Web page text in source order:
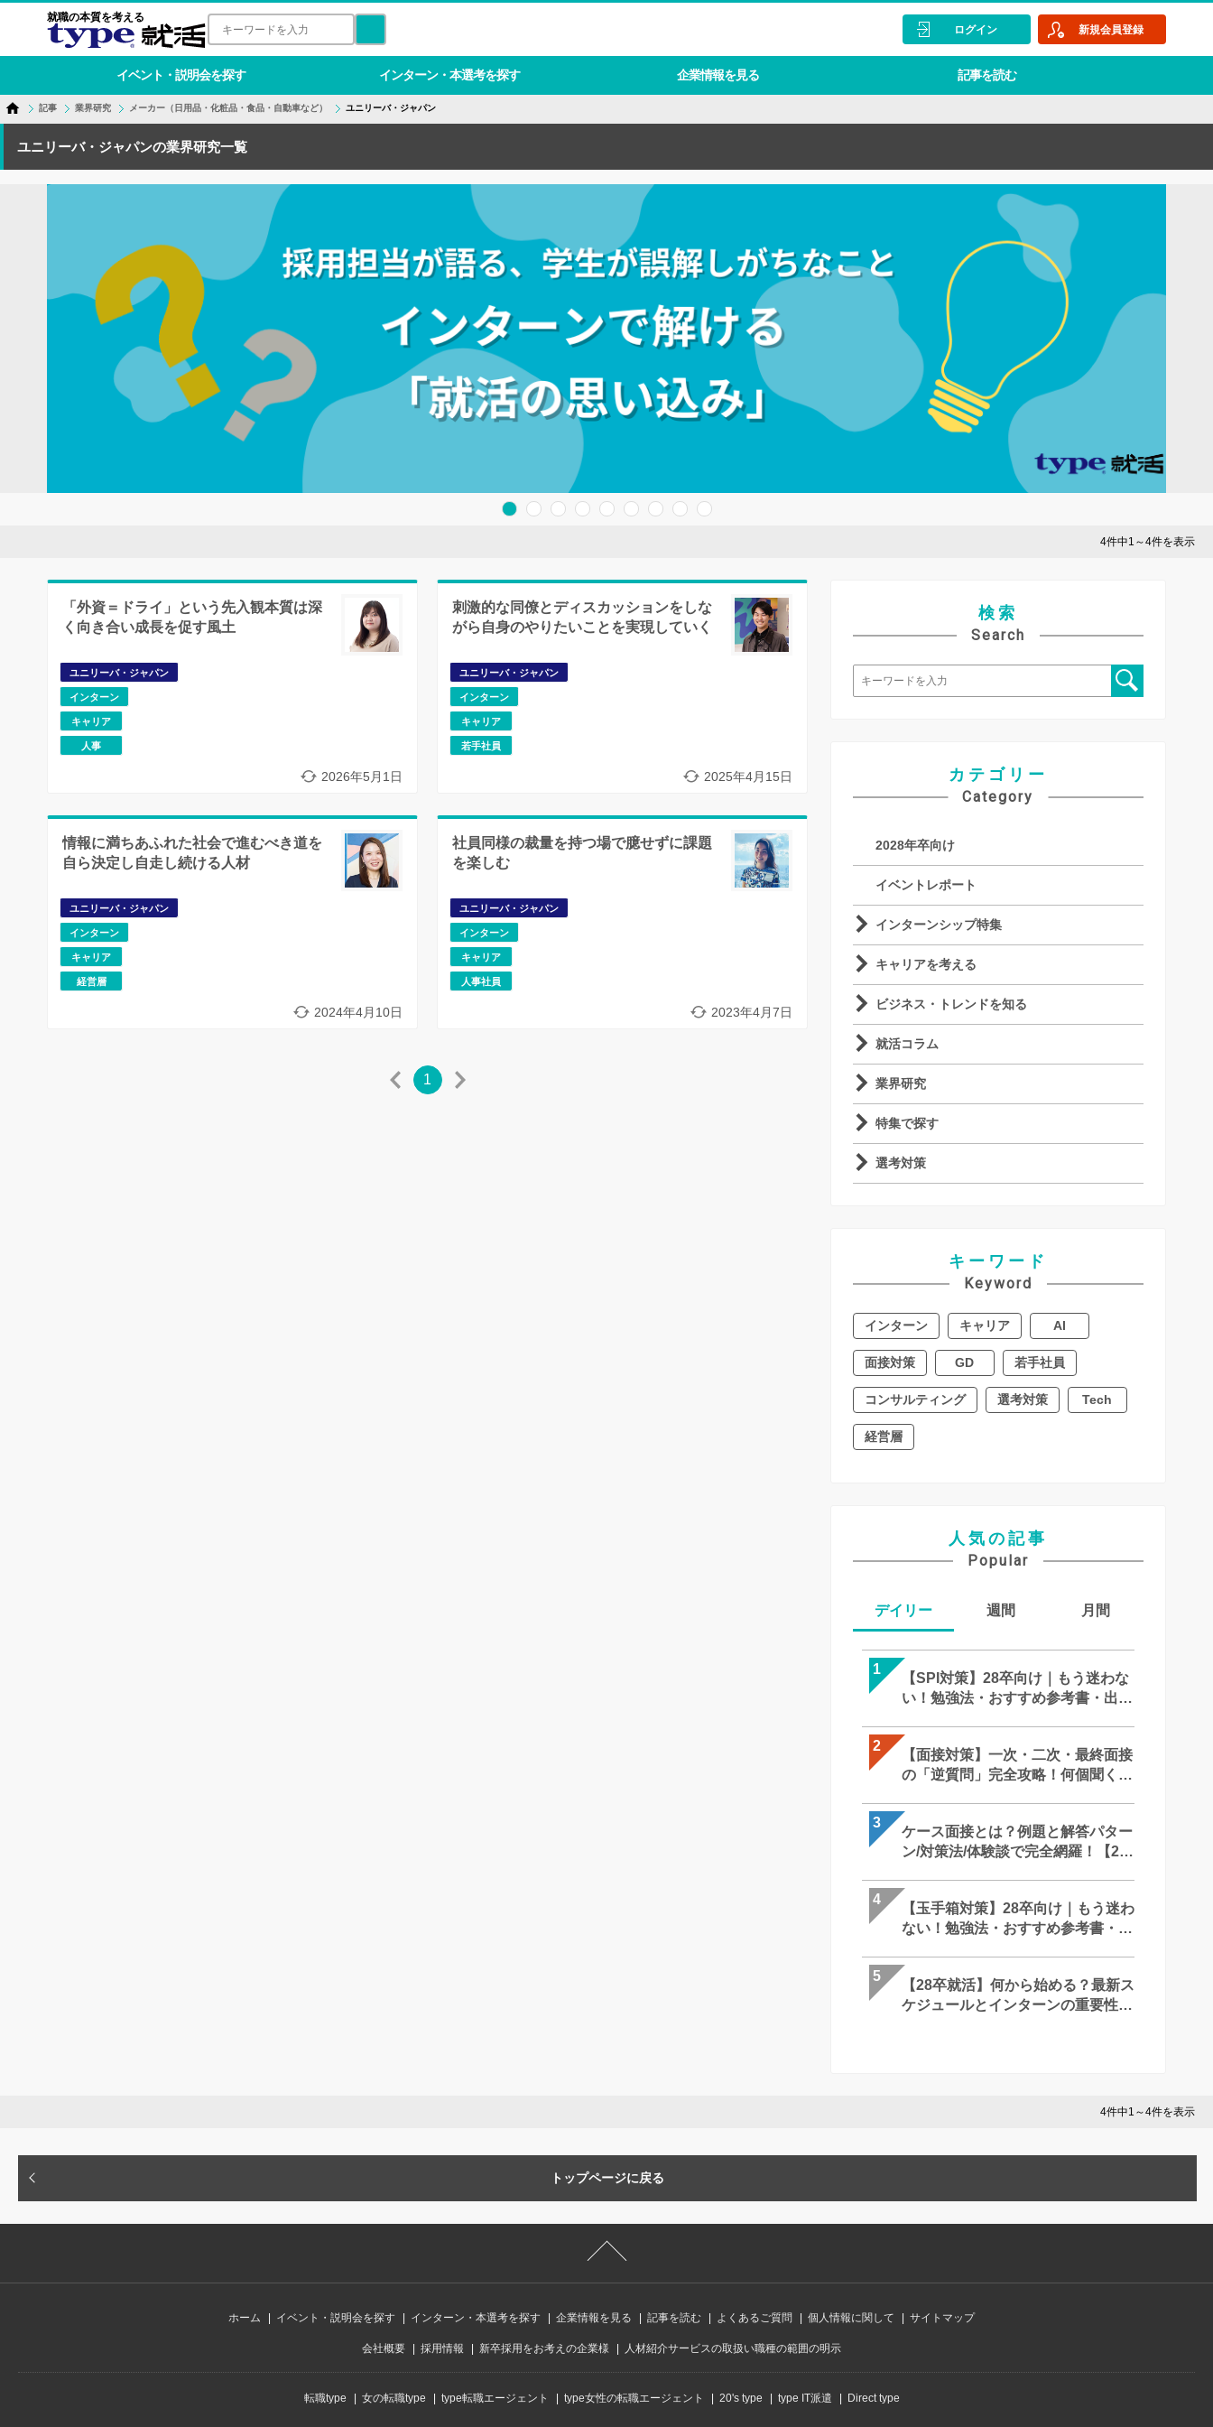
就職の本質を考える
イベント・説明会を探す インターン・本選考を探す 企業情報を見る 記事を読む
ログイン 新規会員登録
記事 業界研究 メーカー（日用品・化粧品・食品・自動車など） ユニリーバ・ジャパン
ユニリーバ・ジャパンの業界研究一覧
4件中1～4件を表示
「外資＝ドライ」という先入観本質は深
く向き合い成長を促す風土
ユニリーバ・ジャパン
インターン
キャリア
人事
2026年5月1日
刺激的な同僚とディスカッションをしな
がら自身のやりたいことを実現していく
ユニリーバ・ジャパン
インターン
キャリア
若手社員
2025年4月15日
情報に満ちあふれた社会で進むべき道を
自ら決定し自走し続ける人材
ユニリーバ・ジャパン
インターン
キャリア
経営層
2024年4月10日
社員同様の裁量を持つ場で臆せずに課題
を楽しむ
ユニリーバ・ジャパン
インターン
キャリア
人事社員
2023年4月7日
1
検索
Search
カテゴリー
Category
2028年卒向け
イベントレポート
インターンシップ特集
キャリアを考える
ビジネス・トレンドを知る
就活コラム
業界研究
特集で探す
選考対策
キーワード
Keyword
インターン キャリア AI
面接対策 GD 若手社員
コンサルティング 選考対策 Tech
経営層
人気の記事
Popular
デイリー
1
【SPI対策】28卒向け｜もう迷わな
い！勉強法・おすすめ参考書・出題
2
【面接対策】一次・二次・最終面接
の「逆質問」完全攻略！何個聞く？
底解説｜27卒・28卒向け
3
ケース面接とは？例題と解答パター
ン/対策法/体験談で完全網羅！【28
4
【玉手箱対策】28卒向け｜もう迷わ
ない！勉強法・おすすめ参考書・出
5
【28卒就活】何から始める？最新ス
ケジュールとインターンの重要性を
週間
1
【SPI対策】28卒向け｜もう迷わな
い！勉強法・おすすめ参考書・出
2
【面接対策】一次・二次・最終面
の「逆質問」完全攻略！何個聞く
3
最終面接って何聞かれるの？落ち
理由は？ 役員・社長を納得させる
4
ケース面接とは？例題と解答パタ
ン/対策法/体験談で完全網羅！【28
5
GAB対策完全ガイド！言語・計数
のコツからボーダー、おすすめ参
月間
1
【面接対策】一次・二次・最終面
の「逆質問」完全攻略！何個聞く
2
【SPI対策】28卒向け｜もう迷わな
い！勉強法・おすすめ参考書・出
3
ケース面接とは？例題と解答パタ
ン/対策法/体験談で完全網羅！【28
4
最終面接って何聞かれるの？落ち
理由は？ 役員・社長を納得させる
5
苦手な人がいたときはどうします
か？ ー 回答の難しさとコツ
4件中1～4件を表示
トップページに戻る
ホーム イベント・説明会を探す インターン・本選考を探す 企業情報を見る 記事を読む よくあるご質問 個人情報に関して サイトマップ
会社概要 採用情報 新卒採用をお考えの企業様 人材紹介サービスの取扱い職種の範囲の明示
転職type 女の転職type type転職エージェント type女性の転職エージェント 20's type type IT派遣 Direct type